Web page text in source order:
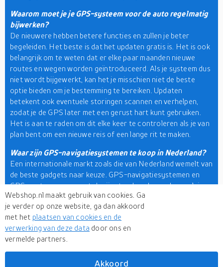
Waarom moet je je GPS-systeem voor de auto regelmatig
bijwerken?
De nieuwere hebben betere functies en zullen je beter
begeleiden. Het beste is dat het updaten gratis is. Het is ook
belangrijk om te weten dat er elke paar maanden nieuwe
routes en wegen worden geïntroduceerd. Als je systeem dus
niet wordt bijgewerkt, kan het je misschien niet de beste
optie bieden om je bestemming te bereiken. Updaten
betekent ook eventuele storingen scannen en verhelpen,
zodat je de GPS later met een gerust hart kunt gebruiken.
Het is aan te raden om dit elke keer te controleren als je van
plan bent om een nieuwe reis of een lange rit te maken.
Waar zijn GPS-navigatiesystemen te koop in Nederland?
Een internationale markt zoals die van Nederland wemelt van
de beste gadgets naar keuze. GPS-navigatiesystemen en
GPS-systemen voor auto's zijn standaard en ook populair.
Enkele van de beste merken die u kunt overwegen zijn
Garmin, Sygic, Tomtom, Motionx, Furuno, Junsun, Navigon,
Lowrance en nog veel meer. Hier op Webshop.nl vindt u meer
dan 500 gerenommeerde online winkels die ze aanbieden
tegen verbazingwekkend lage prijzen. U kunt uw keuzes ook
filteren op basis van uw voorkeuren. Dus blader vandaag nog
productzoekmachine!
Webshop.nl maakt gebruik van cookies. Ga
je verder op onze website, ga dan akkoord
met het plaatsen van cookies en de
verwerking van deze data door ons en
vermelde partners.
Akkoord